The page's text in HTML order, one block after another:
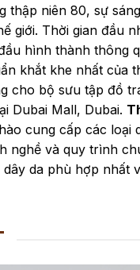
niên 80, sự
giới. Thời gian đầu
hình thành thông
khắt khe nhất của
cho bộ sưu tập đồ
Dubai Mall, Dubai.
cung cấp các
nghề và quy trình
da phù hợp nhất